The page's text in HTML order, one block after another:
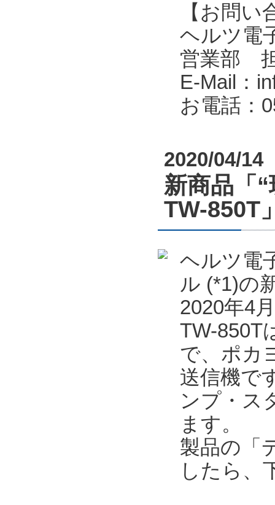
【お問い
ヘルツ電
営業部
E-Mail：
お電話：
2020/04/14
新商品「
TW-850T
ヘルツ電
ル (*1)の
2020年4
TW-850T
で、ポカ
送信機で
ンプ・ス
ます。
製品の「
したら、